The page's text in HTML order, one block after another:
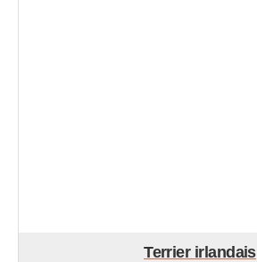
Terrier irlandais